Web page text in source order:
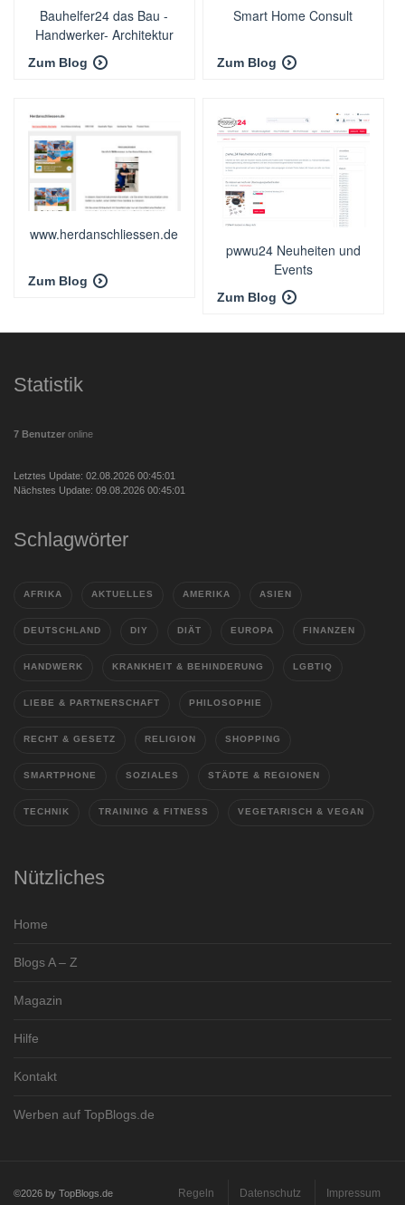
Bauhelfer24 das Bau -
Handwerker- Architektur
Blog
Zum Blog
Smart Home Consult
Zum Blog
www.herdanschliessen.de
Zum Blog
pwwu24 Neuheiten und
Events
Zum Blog
Statistik
7 Benutzer online
Letztes Update: 02.08.2026 00:45:01
Nächstes Update: 09.08.2026 00:45:01
Schlagwörter
AFRIKA AKTUELLES AMERIKA ASIEN
DEUTSCHLAND DIY DIÄT EUROPA FINANZEN
HANDWERK KRANKHEIT & BEHINDERUNG LGBTIQ
LIEBE & PARTNERSCHAFT PHILOSOPHIE
RECHT & GESETZ RELIGION SHOPPING
SMARTPHONE SOZIALES STÄDTE & REGIONEN
TECHNIK TRAINING & FITNESS VEGETARISCH & VEGAN
Nützliches
Home
Blogs A – Z
Magazin
Hilfe
Kontakt
Werben auf TopBlogs.de
©2026 by TopBlogs.de Regeln Datenschutz Impressum